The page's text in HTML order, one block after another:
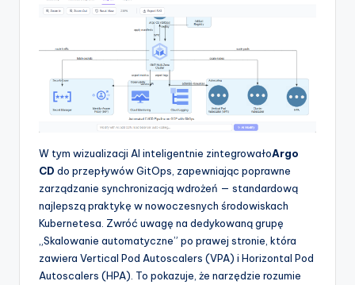
W tym wizualizacji AI inteligentnie zintegrowałoArgo
CD do przepływów GitOps, zapewniając poprawne
zarządzanie synchronizacją wdrożeń — standardową
najlepszą praktykę w nowoczesnych środowiskach
Kubernetesa. Zwróć uwagę na dedykowaną grupę
„Skalowanie automatyczne” po prawej stronie, która
zawiera Vertical Pod Autoscalers (VPA) i Horizontal Pod
Autoscalers (HPA). To pokazuje, że narzędzie rozumie